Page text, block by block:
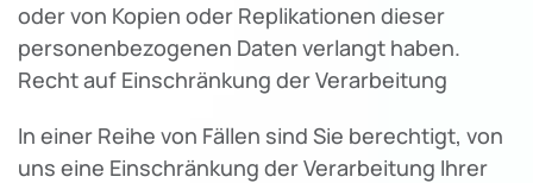
oder von Kopien oder Replikationen dieser
personenbezogenen Daten verlangt haben.
Recht auf Einschränkung der Verarbeitung
In einer Reihe von Fällen sind Sie berechtigt, von
uns eine Einschränkung der Verarbeitung Ihrer